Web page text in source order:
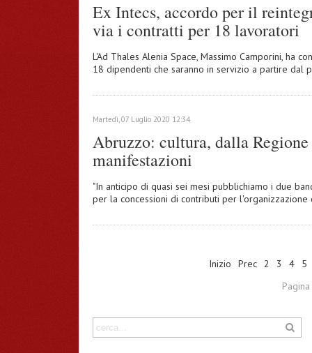
Ex Intecs, accordo per il
via i contratti per 18 lavoratori
L'Ad Thales Alenia Space, Massimo Camporini, ha
18 dipendenti che saranno in servizio a partire
Martedì, 07 Luglio 2020 12:34
Abruzzo: cultura, dalla
manifestazioni
"In anticipo di quasi sei mesi pubblichiamo i due
per la concessioni di contributi per
Inizio Prec 2 3 4
5